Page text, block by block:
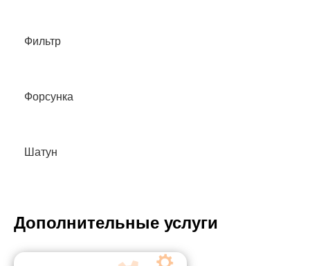
Фильтр
Форсунка
Шатун
Дополнительные услуги